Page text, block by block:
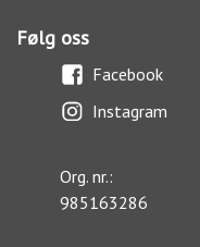
Følg oss
Facebook
Instagram
Org. nr.:
985163286